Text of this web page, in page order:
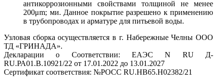
антикоррозионными свойствами толщиной не менее
200μm; ми. Данное покрытие разрешено к применению
в трубопроводах и арматуре для питьевой воды.
Узловая сборка осуществляется в г. Набережные Челны ООО
ТД «ГРИНАДА».
Декларации о Соответствии: ЕАЭС N RU Д-
RU.РА01.В.10921/22 от 17.01.2022 до 13.01.2027
Сертификат соответствия: №РОСС RU.HB65.H02382/21